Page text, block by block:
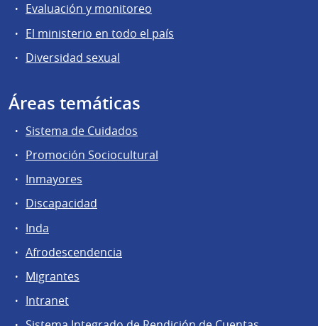
Evaluación y monitoreo
El ministerio en todo el país
Diversidad sexual
Áreas temáticas
Sistema de Cuidados
Promoción Sociocultural
Inmayores
Discapacidad
Inda
Afrodescendencia
Migrantes
Intranet